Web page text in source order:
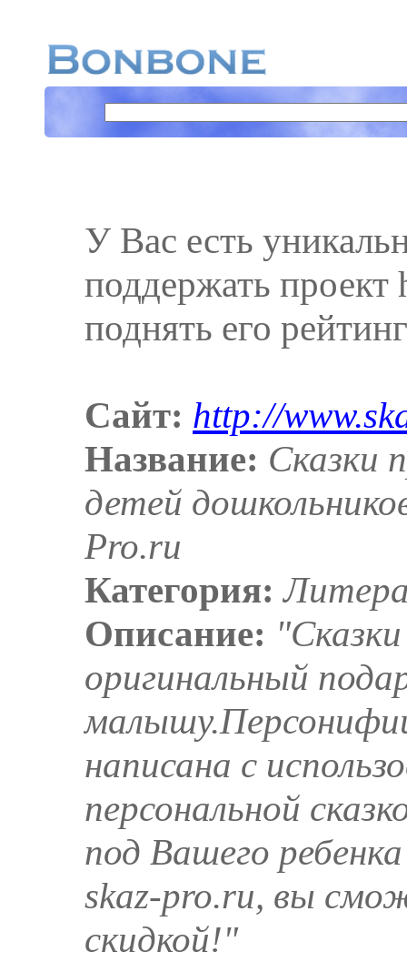
У Вас есть
поддержать
поднять его
Сайт: http://
Название: Сказки
детей
Pro.ru
Категория:
Описание:
оригинальный
написана с
персональной
под Вашего
skaz-pro.ru, вы
скидкой!"